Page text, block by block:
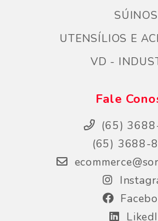
SÚINOS
UTENSÍLIOS E
VD -
Fale
(65)
(65) 3688-